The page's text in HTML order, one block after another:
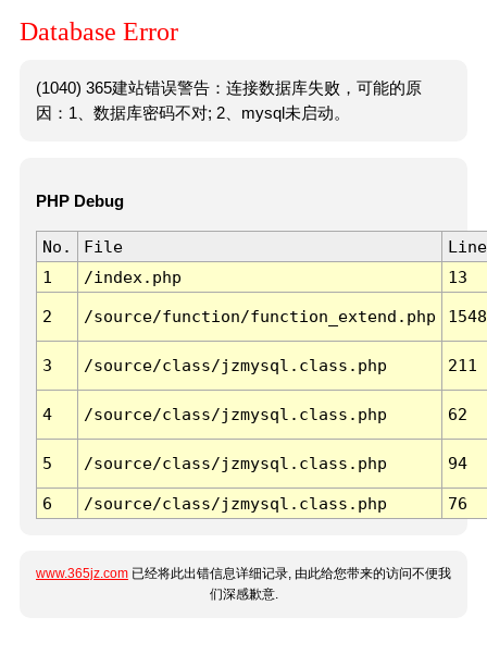
Database Error
(1040) 365建站错误警告：连接数据库失败，可能的原
因：1、数据库密码不对; 2、mysql未启动。
PHP Debug
No. File
Line
1
/index.php 13
2 /source/function/function_extend.php 1548
3 /source/class/jzmysql.class.php 211
4 /source/class/jzmysql.class.php 62
5 /source/class/jzmysql.class.php 94
6 /source/class/jzmysql.class.php 76
www.365jz.com 已经将此出错信息详细记录, 由此给您带来的访问不便我
们深感歉意.